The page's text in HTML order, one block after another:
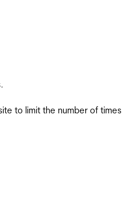
to limit the number of